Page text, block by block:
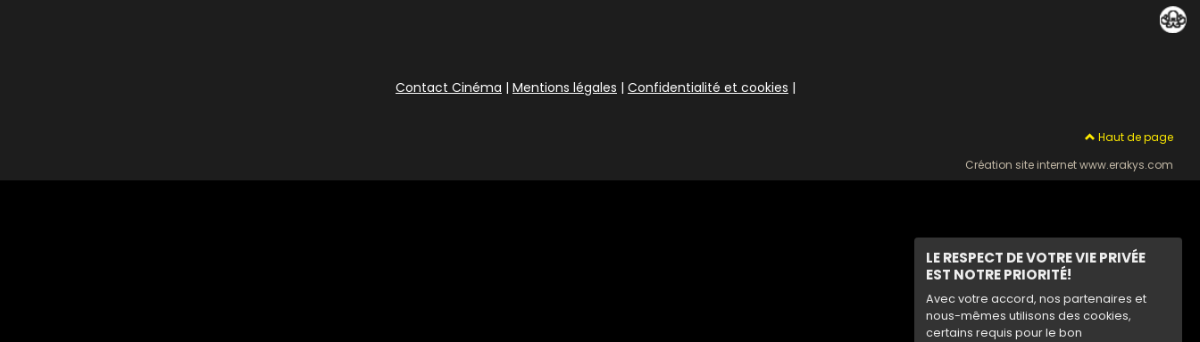
LE RESPECT DE VOTRE VIE PRIVÉE
EST NOTRE PRIORITÉ!
Avec votre accord, nos partenaires et
nous-mêmes utilisons des cookies,
certains requis pour le bon
Contact Cinéma | Mentions légales | Confidentialité et cookies |
Haut de page
Création site internet www.erakys.com